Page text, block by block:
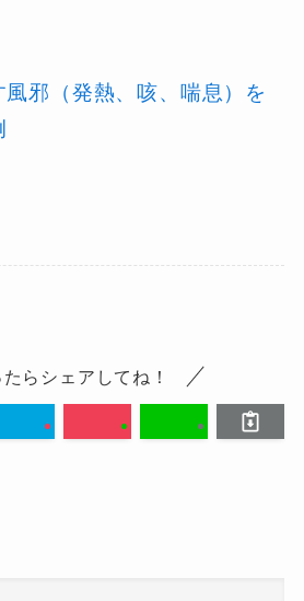
邪（発熱、咳、喘息）を
らシェアしてね！